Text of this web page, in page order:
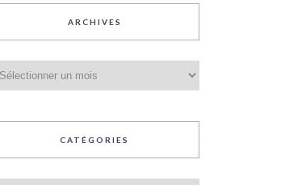
ARCHIVES
CATÉGORIES